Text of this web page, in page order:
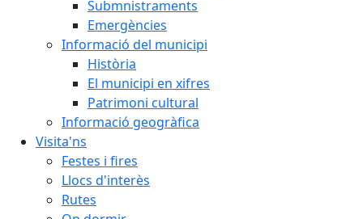
Submnistraments
Emergències
Informació del municipi
Història
El municipi en xifres
Patrimoni cultural
Informació geogràfica
Visita'ns
Festes i fires
Llocs d'interès
Rutes